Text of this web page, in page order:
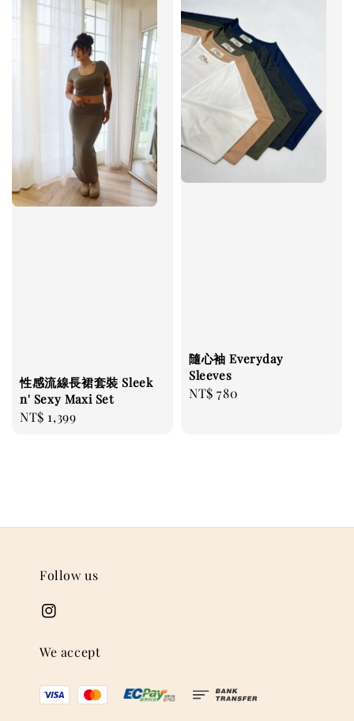
性感流線長裙套裝 Sleek
n' Sexy Maxi Set
Regular
NT$ 1,399
隨心袖 Everyday
Sleeves
Regular
NT$ 780
Follow us
We accept